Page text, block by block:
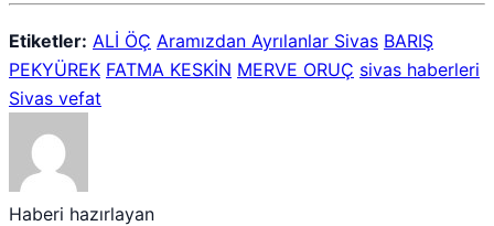
Etiketler: ALİ ÖÇ Aramızdan Ayrılanlar Sivas BARIŞ
PEKYÜREK FATMA KESKİN MERVE ORUÇ sivas haberleri
Sivas vefat
Haberi hazırlayan